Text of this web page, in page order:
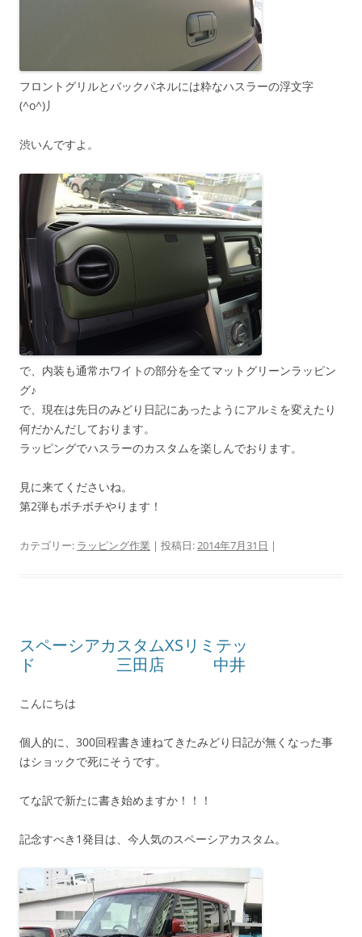
フロントグリルとバックパネルには粋なハスラーの浮文字
(^o^)丿
渋いんですよ。
で、内装も通常ホワイトの部分を全てマットグリーンラッピン
グ♪
で、現在は先日のみどり日記にあったようにアルミを変えたり
何だかんだしております。
ラッピングでハスラーのカスタムを楽しんでおります。
見に来てくださいね。
第2弾もボチボチやります！
カテゴリー: ラッピング作業 | 投稿日:2014年7月31日 |
スペーシアカスタムXSリミテッ
ド 三田店 中井
こんにちは
個人的に、300回程書き連ねてきたみどり日記が無くなった事
はショックで死にそうです。
てな訳で新たに書き始めますか！！！
記念すべき1発目は、今人気のスペーシアカスタム。